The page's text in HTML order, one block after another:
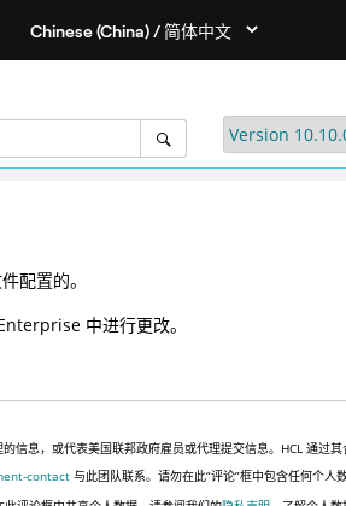
配置的。
中进行更改。
信息，或代表美国联邦政府雇员或代理提交信息。HCL 通过
contact 与此团队联系。请勿在此“评论”框中包含任何个人数